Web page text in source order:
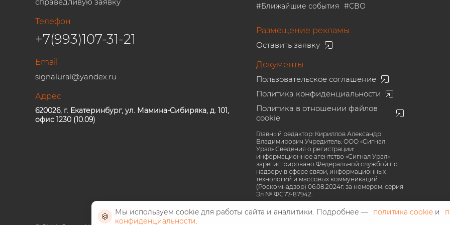
Телефон
+7(993)107-31-21
Email
signalural@yandex.ru
Адрес
620026, г. Екатеринбург, ул. Мамина-Сибиряка, д. 101,
офис 1230 (10.09)
#Ближайшие события #СВО
Размещение рекламы
Оставить заявку
Документы
Пользовательское соглашение
Политика конфиденциальности
Политика в отношении файлов
cookie
Главный редактор: Кириллов Александр
Владимирович Учредитель: ООО «Сигнал
Урал» Сведения о регистрации:
информационное агентство «Сигнал Урал»
зарегистрировано Федеральной службой по
надзору в сфере связи, информационных
технологий и массовых коммуникаций
(Роскомнадзор) 06.08.2024г. за номером: серия
Эл № ФС77-87942.
🍪 Мы используем cookie для работы сайта и аналитики. Подробнее — политика cookie и
конфиденциальности.